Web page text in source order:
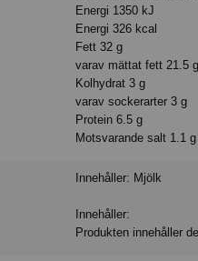
Energi 1350 kJ
Energi 326 kcal
Fett 32 g
varav mättat fett 21.5 g
Kolhydrat 3 g
varav sockerarter 3 g
Protein 6.5 g
Motsvarande salt 1.1 g
Innehåller: Mjölk
Innehåller:
Produkten innehåller